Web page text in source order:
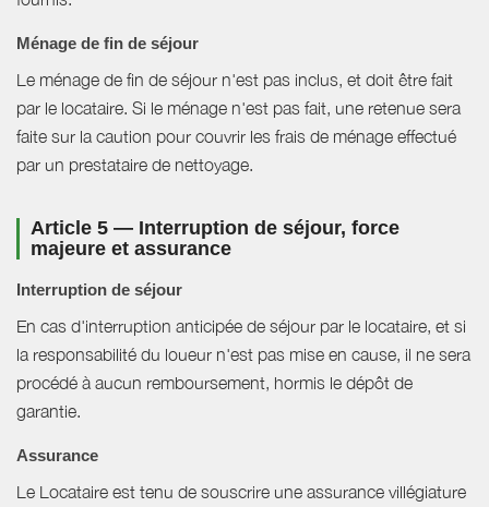
Ménage de fin de séjour
Le ménage de fin de séjour n'est pas inclus, et doit être fait
par le locataire. Si le ménage n'est pas fait, une retenue sera
faite sur la caution pour couvrir les frais de ménage effectué
par un prestataire de nettoyage.
Article 5 — Interruption de séjour, force
majeure et assurance
Interruption de séjour
En cas d'interruption anticipée de séjour par le locataire, et si
la responsabilité du loueur n'est pas mise en cause, il ne sera
procédé à aucun remboursement, hormis le dépôt de
garantie.
Assurance
Le Locataire est tenu de souscrire une assurance villégiature